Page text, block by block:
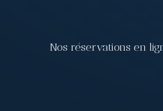
Nos réservations en